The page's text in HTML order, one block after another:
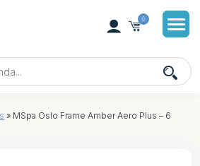
0
» MSpa Oslo Frame Amber Aero Plus – 6